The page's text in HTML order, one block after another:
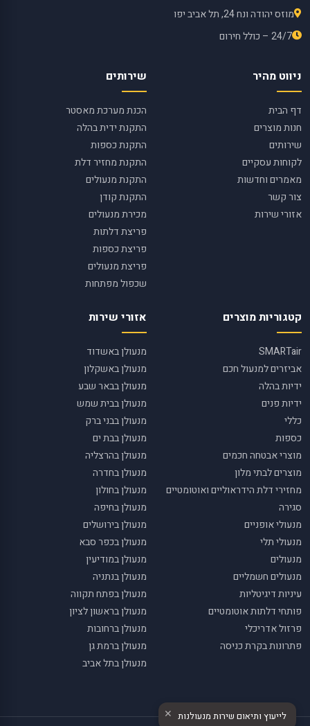
מוזס יהודה ונח 24, תל אביב יפו
24/7 – כולל חירום
ניווט מהיר
דף הבית
חנות מוצרים
שירותים
לקוחות עסקיים
מאמרים וחדשות
צור קשר
אזורי שירות
שירותים
הכנת מערכת מאסטר
התקנת ידית בהלה
התקנת כספות
התקנת מחזיר דלת
התקנת מנעולים
התקנת קודן
מכירת מנעולים
פריצת דלתות
פריצת כספות
פריצת מנעולים
שכפול מפתחות
קטגוריות מוצרים
SMARTair
אביזרים למנעול חכם
ידיות בהלה
ידיות פנים
כללי
כספות
מוצרי אבטחה חכמים
מוצרים לבתי מלון
מחזירי דלת הידראוליים ואוטומטיים
סגירה
מנעולי אופניים
מנעולי תלי
מנעולים
מנעולים חשמליים
עיניות דיגיטליות
פותחי דלתות אוטומטיים
פרזול אדריכלי
פתרונות בקרת כניסה
אזורי שירות
מנעולן באשדוד
מנעולן באשקלון
מנעולן בבאר שבע
מנעולן בבית שמש
מנעולן בבני ברק
מנעולן בבת ים
מנעולן בהרצליה
מנעולן בחדרה
מנעולן בחולון
מנעולן בחיפה
מנעולן בירושלים
מנעולן בכפר סבא
מנעולן במודיעין
מנעולן בנתניה
מנעולן בפתח תקווה
מנעולן בראשון לציון
מנעולן ברחובות
מנעולן ברמת גן
מנעולן בתל אביב
✕ לייעוץ ותיאום שירות מנעולנות